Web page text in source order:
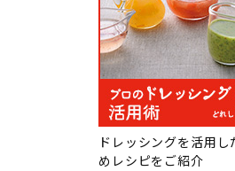
ドレッシングを活用し
めレシピをご紹介